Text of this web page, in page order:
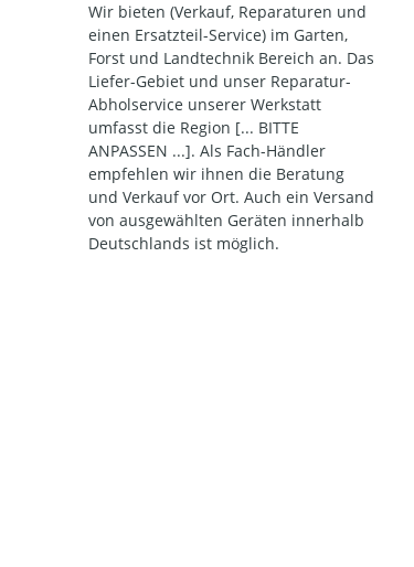
Wir bieten (Verkauf, Reparaturen und
einen Ersatzteil-Service) im Garten,
Forst und Landtechnik Bereich an. Das
Liefer-Gebiet und unser Reparatur-
Abholservice unserer Werkstatt
umfasst die Region [... BITTE
ANPASSEN ...]. Als Fach-Händler
empfehlen wir ihnen die Beratung
und Verkauf vor Ort. Auch ein Versand
von ausgewählten Geräten innerhalb
Deutschlands ist möglich.